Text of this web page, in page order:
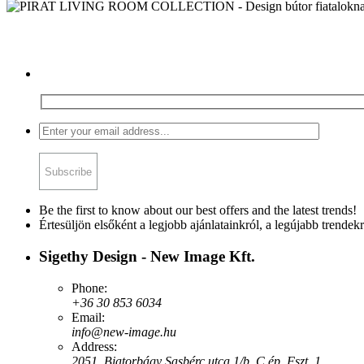
Be the first to know about our best offers and the latest trends!
Értesüljön elsőként a legjobb ajánlatainkról, a legújabb
Sigethy Design - New Image Kft.
Phone:
+36 30 853 6034
Email:
info@new-image.hu
Address:
2051, Biatorbágy Sasbérc utca 1/b, C ép. Fszt. 1.